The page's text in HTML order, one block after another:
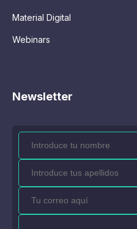
Material Digital
Webinars
Newsletter